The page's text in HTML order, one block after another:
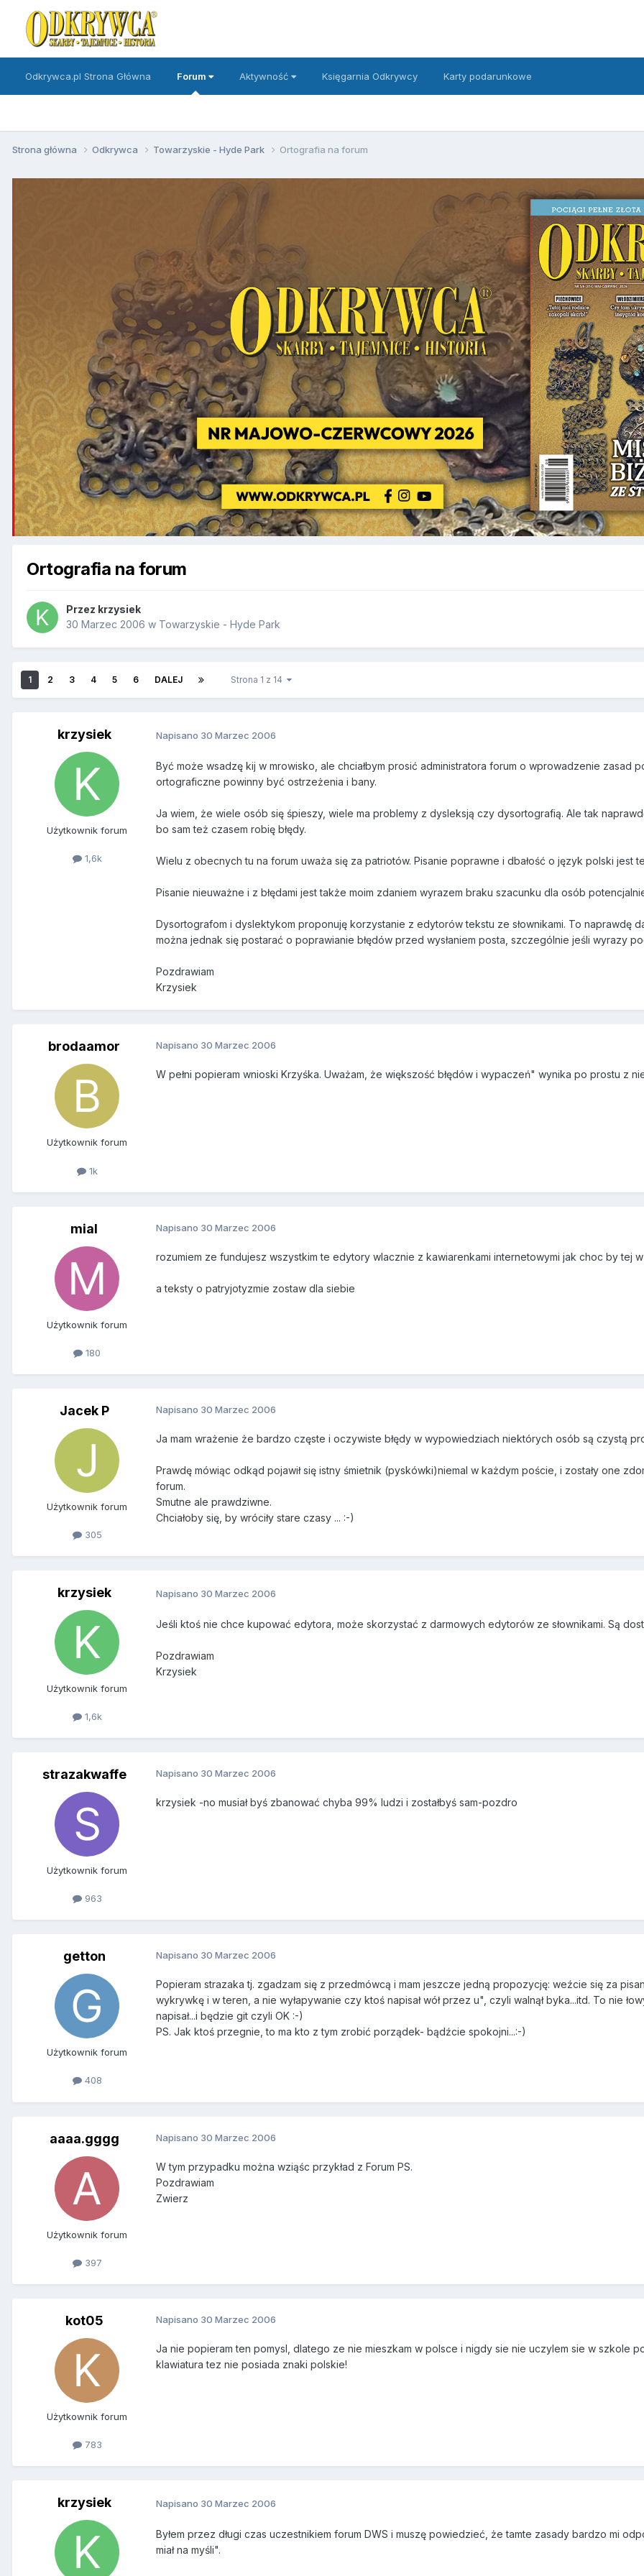
Odkrywca.pl Strona Główna Forum Aktywność Księgarnia Odkrywcy Karty podarunkowe
Strona główna Odkrywca Towarzyskie - Hyde Park Ortografia na forum
Ortografia na forum
Przez krzysiek
30 Marzec 2006 w Towarzyskie - Hyde Park
1 2 3 4 5 6 DALEJ Strona 1 z 14
krzysiek
Użytkownik forum
1,6k
Napisano 30 Marzec 2006
Być może wsadzę kij w mrowisko, ale chciałbym prosić administratora forum o wprowadzenie zasad
ortograficzne powinny być ostrzeżenia i bany.
Ja wiem, że wiele osób się śpieszy, wiele ma problemy z dysleksją czy dysortografią. Ale tak
bo sam też czasem robię błędy.
Wielu z obecnych tu na forum uważa się za patriotów. Pisanie poprawne i dbałość o język polski jest
Pisanie nieuważne i z błędami jest także moim zdaniem wyrazem braku szacunku dla osób
Dysortografom i dyslektykom proponuję korzystanie z edytorów tekstu ze słownikami. To naprawdę
można jednak się postarać o poprawianie błędów przed wysłaniem posta, szczególnie jeśli wyrazy
Pozdrawiam
Krzysiek
brodaamor
Użytkownik forum
1k
Napisano 30 Marzec 2006
W pełni popieram wnioski Krzyśka. Uważam, że większość błędów i wypaczeń" wynika po prostu z
mial
Użytkownik forum
180
Napisano 30 Marzec 2006
rozumiem ze fundujesz wszystkim te edytory wlacznie z kawiarenkami internetowymi jak choc by tej
a teksty o patryjotyzmie zostaw dla siebie
Jacek P
Użytkownik forum
305
Napisano 30 Marzec 2006
Ja mam wrażenie że bardzo częste i oczywiste błędy w wypowiedziach niektórych osób są czystą
Prawdę mówiąc odkąd pojawił się istny śmietnik (pyskówki)niemal w każdym poście, i zostały one
forum.
Smutne ale prawdziwne.
Chciałoby się, by wróciły stare czasy ... :-)
krzysiek
Użytkownik forum
1,6k
Napisano 30 Marzec 2006
Jeśli ktoś nie chce kupować edytora, może skorzystać z darmowych edytorów ze słownikami. Są
Pozdrawiam
Krzysiek
strazakwaffe
Użytkownik forum
963
Napisano 30 Marzec 2006
krzysiek -no musiał byś zbanować chyba 99% ludzi i zostałbyś sam-pozdro
getton
Użytkownik forum
408
Napisano 30 Marzec 2006
Popieram strazaka tj. zgadzam się z przedmówcą i mam jeszcze jedną propozycję: weźcie się za
wykrywkę i w teren, a nie wyłapywanie czy ktoś napisał wół przez u", czyli walnął byka...itd. To nie
napisał...i będzie git czyli OK :-)
PS. Jak ktoś przegnie, to ma kto z tym zrobić porządek- bądźcie spokojni...:-)
aaaa.gggg
Użytkownik forum
397
Napisano 30 Marzec 2006
W tym przypadku można wziąśc przykład z Forum PS.
Pozdrawiam
Zwierz
kot05
Użytkownik forum
783
Napisano 30 Marzec 2006
Ja nie popieram ten pomysl, dlatego ze nie mieszkam w polsce i nigdy sie nie uczylem sie w szkole
klawiatura tez nie posiada znaki polskie!
krzysiek Napisano 30 Marzec 2006
Byłem przez długi czas uczestnikiem forum DWS i muszę powiedzieć, że tamte zasady bardzo mi
miał na myśli".